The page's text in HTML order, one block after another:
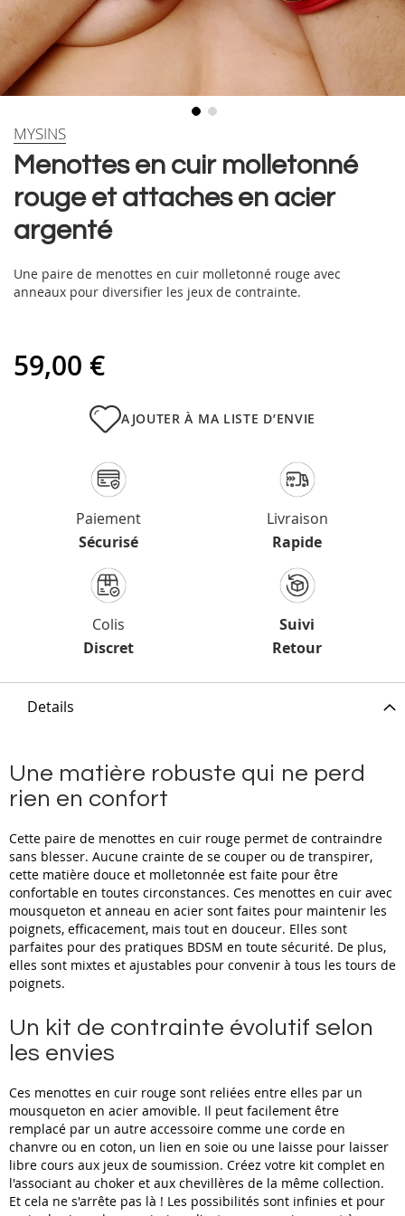
Skip
the
images
Menottes en cuir molletonné
rouge et attaches en acier
argenté
MYSINS
Une paire de menottes en cuir molletonné rouge avec
anneaux pour diversifier les jeux de contrainte.
59,00 €
AJOUTER À MA LISTE D’ENVIE
Paiement
Sécurisé
Livraison
Rapide
Colis
Discret
Suivi
Retour
Details
Une matière robuste qui ne perd
rien en confort
Cette paire de menottes en cuir rouge permet de contraindre
sans blesser. Aucune crainte de se couper ou de transpirer,
cette matière douce et molletonnée est faite pour être
confortable en toutes circonstances. Ces menottes en cuir avec
mousqueton et anneau en acier sont faites pour maintenir les
poignets, efficacement, mais tout en douceur. Elles sont
parfaites pour des pratiques BDSM en toute sécurité. De plus,
elles sont mixtes et ajustables pour convenir à tous les tours de
poignets.
Un kit de contrainte évolutif selon
les envies
Ces menottes en cuir rouge sont reliées entre elles par un
mousqueton en acier amovible. Il peut facilement être
remplacé par un autre accessoire comme une corde en
chanvre ou en coton, un lien en soie ou une laisse pour laisser
libre cours aux jeux de soumission. Créez votre kit complet en
l'associant au choker et aux chevillères de la même collection.
Et cela ne s'arrête pas là ! Les possibilités sont infinies et pour